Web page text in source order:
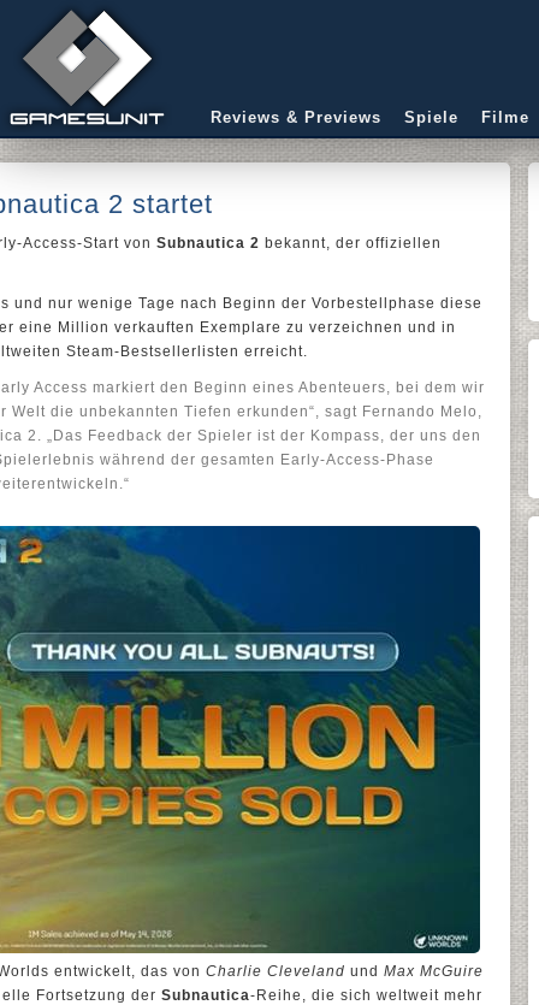
Reviews & Previews Spiele Filme
2 startet
Access-Start von Subnautica 2 bekannt, der offiziellen
und nur wenige Tage nach Beginn der Vorbestellphase diese
eine Million verkauften Exemplare zu verzeichnen und in
Steam-Bestsellerlisten erreicht.
Access markiert den Beginn eines Abenteuers, bei dem wir
Welt die unbekannten Tiefen erkunden“, sagt Fernando Melo,
2. „Das Feedback der Spieler ist der Kompass, der uns den
während der gesamten Early-Access-Phase
entwickelt, das von Charlie Cleveland und Max McGuire
Fortsetzung der Subnautica-Reihe, die sich weltweit mehr